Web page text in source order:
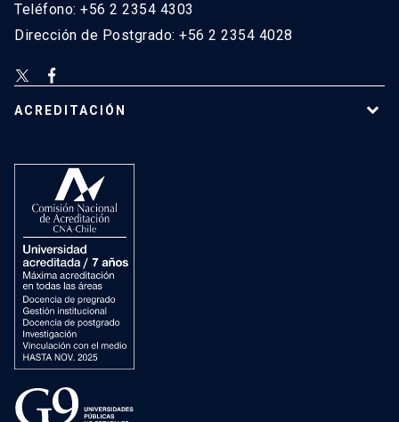
Teléfono: +56 2 2354 4303
Dirección de Postgrado: +56 2 2354 4028
ACREDITACIÓN